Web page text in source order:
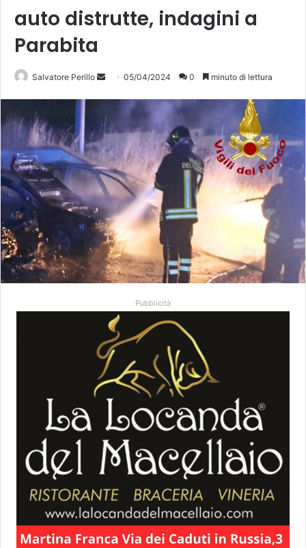
auto distrutte, indagini a
Parabita
Salvatore Perillo
Invia 05/04/2024 0 minuto di lettura
Pubblicità